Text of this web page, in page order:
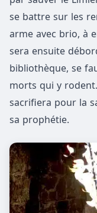
se battre sur les
arme avec brio, à
sera ensuite
bibliothèque, se
morts qui y
sacrifiera pour la
sa prophétie.